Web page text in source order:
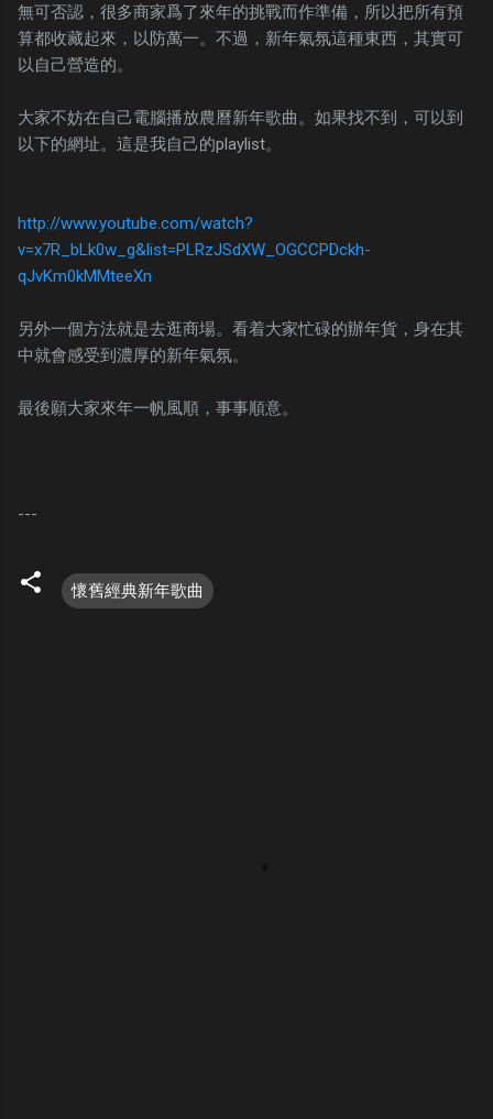
無可否認，很多商家爲了來年的挑戰而作準備，所以把所有預
算都收藏起來，以防萬一。不過，新年氣氛這種東西，其實可
以自己營造的。
大家不妨在自己電腦播放農曆新年歌曲。如果找不到，可以到
以下的網址。這是我自己的playlist。
http://www.youtube.com/watch?
v=x7R_bLk0w_g&list=PLRzJSdXW_OGCCPDckh-
qJvKm0kMMteeXn
另外一個方法就是去逛商場。看着大家忙碌的辦年貨，身在其
中就會感受到濃厚的新年氣氛。
最後願大家來年一帆風順，事事順意。
---
懷舊經典新年歌曲